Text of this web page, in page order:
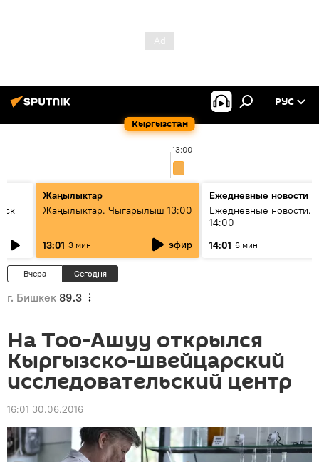
Кыргызстан
РУС
13:00
Жаңылыктар
Жаңылыктар. Чыгарылыш 13:00
13:01 3 мин эфир
Ежедневные новости
Ежедневные новости.
14:00
14:01 6 мин
Вчера Сегодня
г. Бишкек 89.3
На Тоо-Ашуу открылся
Кыргызско-швейцарский
исследовательский центр
16:01 30.06.2016